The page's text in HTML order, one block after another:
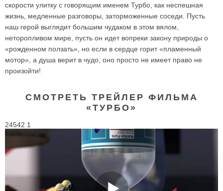
скорости улитку с говорящим именем Турбо, как неспешная
жизнь, медленные разговоры, заторможенные соседи. Пусть
наш герой выглядит большим чудаком в этом вялом,
неторопливом мире, пусть он идет вопреки закону природы о
«рожденном ползать», но если в сердце горит «пламенный
мотор», а душа верит в чудо, оно просто не имеет право не
произойти!
СМОТРЕТЬ ТРЕЙЛЕР ФИЛЬМА
«ТУРБО»
24542 1